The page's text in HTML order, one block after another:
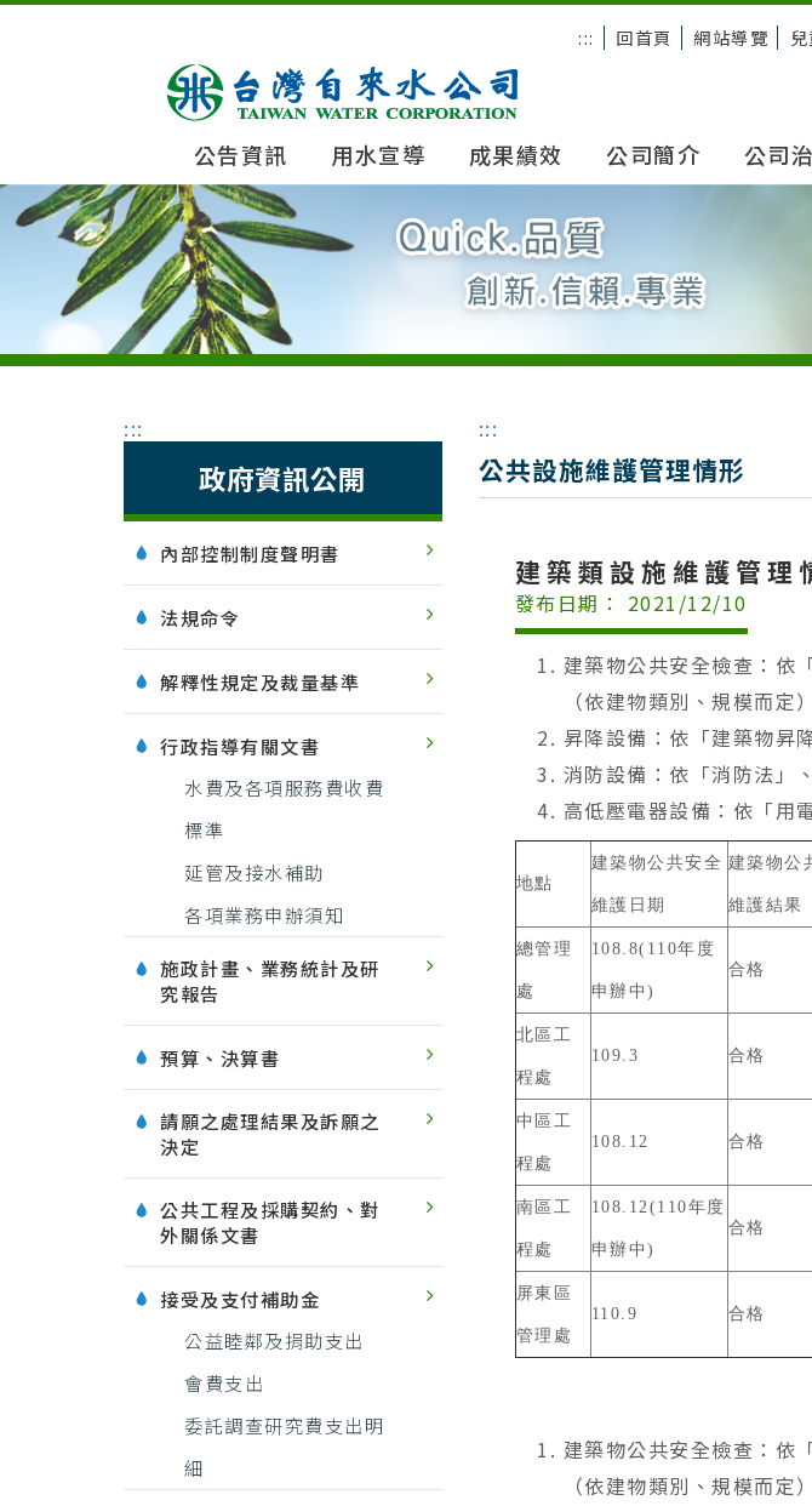
::: 回首頁 網站導覽
公告資訊 用水宣導 成果績效 公司簡介 公司
:::
政府資訊公開
內部控制制度聲明書
法規命令
解釋性規定及裁量基準
行政指導有關文書
水費及各項服務費收費
標準
延管及接水補助
各項業務申辦須知
施政計畫、業務統計及研
究報告
預算、決算書
請願之處理結果及訴願之
決定
公共工程及採購契約、對
外關係文書
接受及支付補助金
公益睦鄰及捐助支出
會費支出
委託調查研究費支出明
細
:::
公共設施維護管理情形
建築類設施維護管理
發布日期： 2021/12/10
建築物公共安全檢查：依
（依建物類別、規模而定
昇降設備：依「建築物昇
消防設備：依「消防法」
高低壓電器設備：依「用
地點
建築物公共安全
維護日期
建築物公
維護結果
總管理
處
108.8(110年度
申辦中)
合格
北區工
程處
109.3 合格
中區工
程處
108.12 合格
南區工
程處
108.12(110年度
申辦中)
合格
屏東區
管理處
110.9 合格
建築物公共安全檢查：依
（依建物類別、規模而定